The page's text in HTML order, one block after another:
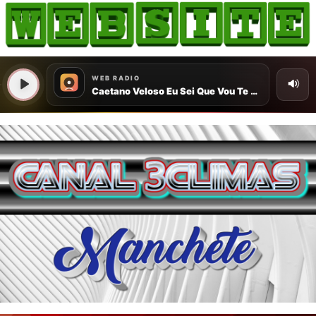
HOME
COMO ANUNCIAR
JORNAIS DO BRASIL
PODCAST/NOTÍCIAS
AS NOTÍCIAS DO DIA
CANAL 3CLIMAS
ACONTECEU...VIROU MANCHETE!
BLOGS & COLUNAS
AGÊNCIA DE NOTÍCIAS
CNN BRASIL